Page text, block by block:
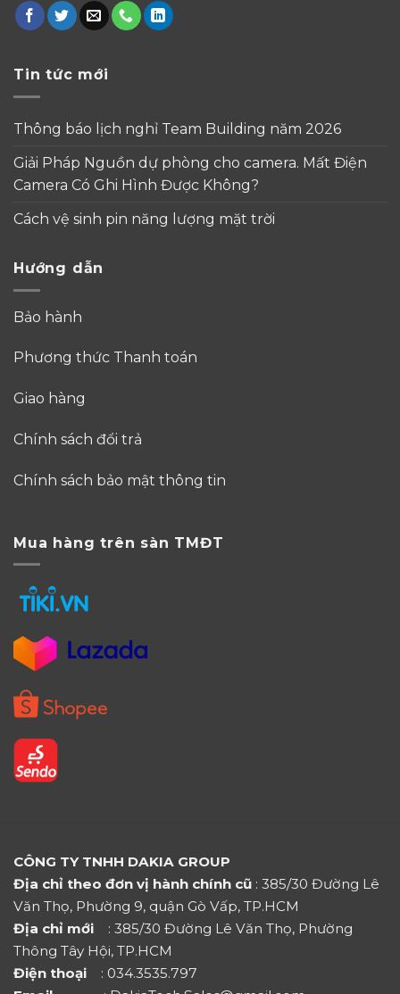
Tin tức mới
Thông báo lịch nghỉ Team Building năm 2026
Giải Pháp Nguồn dự phòng cho camera. Mất Điện
Camera Có Ghi Hình Được Không?
Cách vệ sinh pin năng lượng mặt trời
Hướng dẫn
Bảo hành
Phương thức Thanh toán
Giao hàng
Chính sách đổi trả
Chính sách bảo mật thông tin
Mua hàng trên sàn TMĐT
CÔNG TY TNHH DAKIA GROUP
Địa chỉ theo đơn vị hành chính cũ : 385/30 Đường Lê
Văn Thọ, Phường 9, quận Gò Vấp, TP.HCM
Địa chỉ mới
: 385/30 Đường Lê Văn Thọ, Phường
Thông Tây Hội, TP.HCM
Điện thoại : 034.3535.797